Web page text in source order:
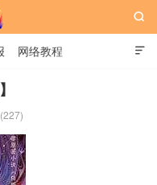

网络教程
